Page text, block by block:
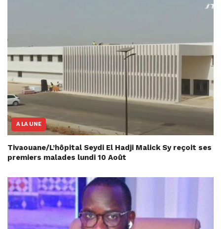
A LA UNE
Tivaouane/L’hôpital Seydi El Hadji Malick Sy reçoit ses
premiers malades lundi 10 Août